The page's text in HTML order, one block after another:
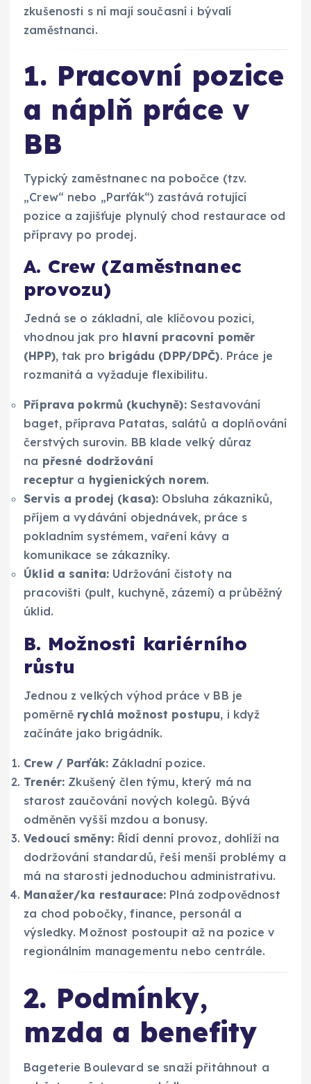
zkušenosti s ní mají současní i bývalí
zaměstnanci.
1. Pracovní pozice
a náplň práce v
BB
Typický zaměstnanec na pobočce (tzv.
„Crew“ nebo „Parťák“) zastává rotující
pozice a zajišťuje plynulý chod restaurace od
přípravy po prodej.
A. Crew (Zaměstnanec
provozu)
Jedná se o základní, ale klíčovou pozici,
vhodnou jak pro hlavní pracovní poměr
(HPP), tak pro brigádu (DPP/DPČ). Práce je
rozmanitá a vyžaduje flexibilitu.
Příprava pokrmů (kuchyně):Sestavování
baget, příprava Patatas, salátů a doplňování
čerstvých surovin. BB klade velký důraz
na přesné dodržování
receptur a hygienických norem.
Servis a prodej (kasa): Obsluha zákazníků,
příjem a vydávání objednávek, práce s
pokladním systémem, vaření kávy a
komunikace se zákazníky.
Úklid a sanita: Udržování čistoty na
pracovišti (pult, kuchyně, zázemí) a průběžný
úklid.
B. Možnosti kariérního
růstu
Jednou z velkých výhod práce v BB je
poměrně rychlá možnost postupu, i když
začínáte jako brigádník.
Crew / Parťák: Základní pozice.
Trenér: Zkušený člen týmu, který má na
starost zaučování nových kolegů. Bývá
odměněn vyšší mzdou a bonusy.
Vedoucí směny: Řídí denní provoz, dohlíží na
dodržování standardů, řeší menší problémy a
má na starosti jednoduchou administrativu.
Manažer/ka restaurace: Plná zodpovědnost
za chod pobočky, finance, personál a
výsledky. Možnost postoupit až na pozice v
regionálním managementu nebo centrále.
2. Podmínky,
mzda a benefity
Bageterie Boulevard se snaží přitáhnout a